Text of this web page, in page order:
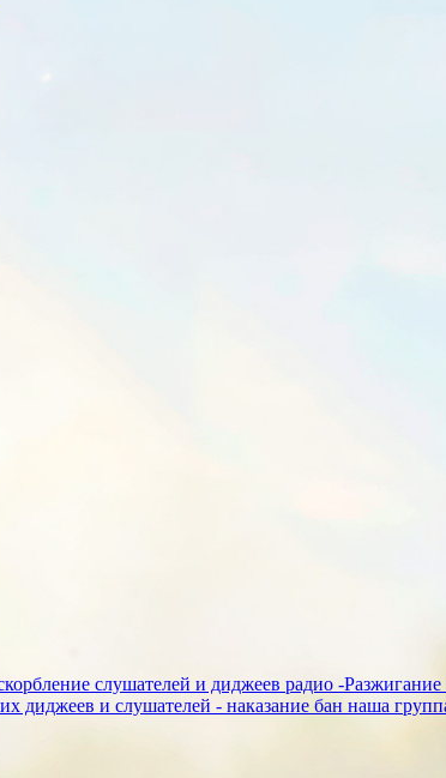
слушателей и диджеев радио -Разжигание
и слушателей - наказание бан наша